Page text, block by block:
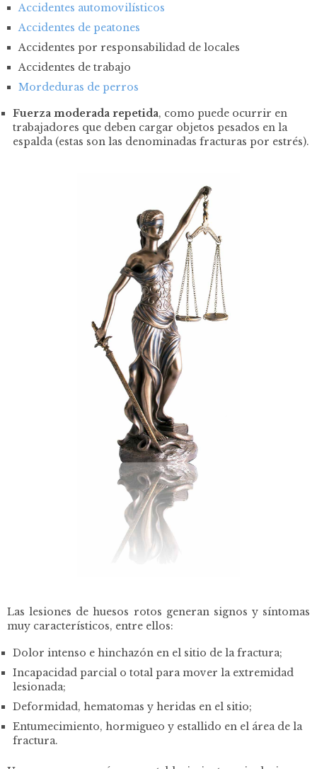
Accidentes automovilísticos
Accidentes de peatones
Accidentes por responsabilidad de locales
Accidentes de trabajo
Mordeduras de perros
Fuerza moderada repetida, como puede ocurrir en
trabajadores que deben cargar objetos pesados en la
espalda (estas son las denominadas fracturas por estrés).
Las lesiones de huesos rotos generan signos y síntomas
muy característicos, entre ellos:
Dolor intenso e hinchazón en el sitio de la fractura;
Incapacidad parcial o total para mover la extremidad
lesionada;
Deformidad, hematomas y heridas en el sitio;
Entumecimiento, hormigueo y estallido en el área de la
fractura.